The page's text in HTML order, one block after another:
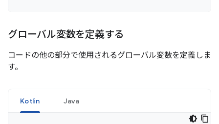
グローバル変数を定義する
コードの他の部分で使用されるグローバル変数を定義しま
す。
Kotlin Java